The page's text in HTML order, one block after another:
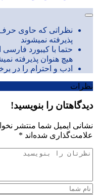
نظراتی که حاوی حرف
پذیرفته نمیشوند
حتما با کیبورد فارسی
هیچ هنوان پذیرفته
ادب و احترام را در
نظرات
دیدگاهتان را بنویسید!
نشانی ایمیل شما منتشر
علامت‌گذاری شده‌اند *